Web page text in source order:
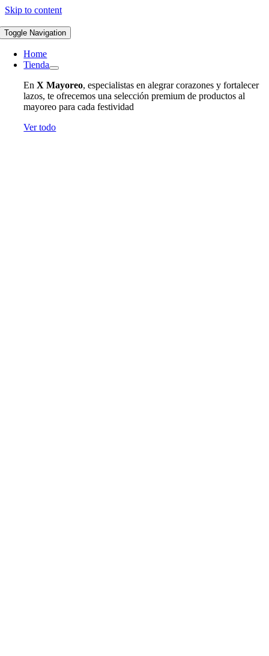
Skip to content
Toggle Navigation
Home
Tienda
EnX Mayoreo, especialistas en alegrar corazones y fortalecer
lazos, te ofrecemos una selección premium de productos al
mayoreo para cada festividad
Ver todo